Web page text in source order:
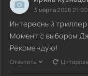
3 марта 2026 21:00
Интересный триллер
Момент с выбором
Рекомендую!
Ответить